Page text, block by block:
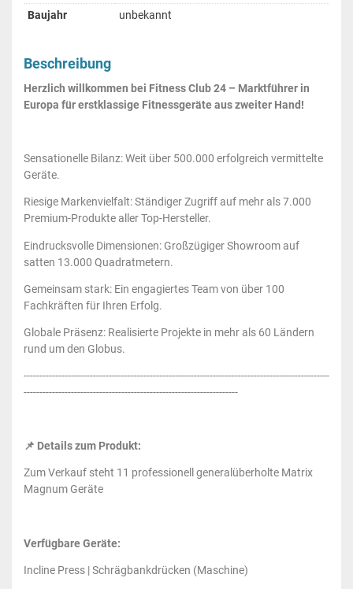
Baujahr
unbekannt
Beschreibung
Herzlich willkommen bei Fitness Club 24 – Marktführer in
Europa für erstklassige Fitnessgeräte aus zweiter Hand!
Sensationelle Bilanz: Weit über 500.000 erfolgreich vermittelte
Geräte.
Riesige Markenvielfalt: Ständiger Zugriff auf mehr als 7.000
Premium-Produkte aller Top-Hersteller.
Eindrucksvolle Dimensionen: Großzügiger Showroom auf
satten 13.000 Quadratmetern.
Gemeinsam stark: Ein engagiertes Team von über 100
Fachkräften für Ihren Erfolg.
Globale Präsenz: Realisierte Projekte in mehr als 60 Ländern
rund um den Globus.
-------------------------------------------------------------------------------------------------
--------------------------------------------------------------------
📌 Details zum Produkt:
Zum Verkauf steht 11 professionell generalüberholte Matrix
Magnum Geräte
Verfügbare Geräte:
Incline Press | Schrägbankdrücken (Maschine)